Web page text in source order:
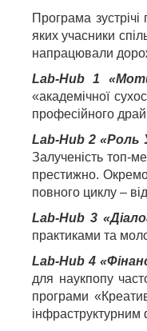
Програма
яких учасники
напрацювали
Lab-Hub 1
«академічної
професійного
Lab-Hub 2 «Роль
Залученість топ-
престижно. Окремо
повного циклу –
Lab-Hub 3
практиками та
Lab-Hub 4
для наукпопу
програми